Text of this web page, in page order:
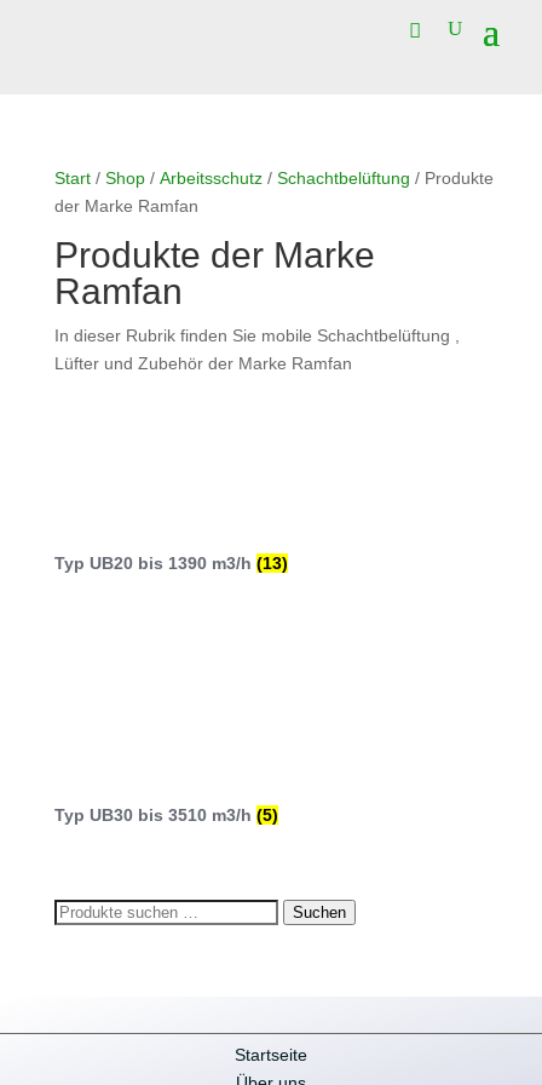
Start/ Shop/ Arbeitsschutz/ Schachtbelüftung / Produkte
der Marke Ramfan
Produkte der Marke
Ramfan
In dieser Rubrik finden Sie mobile Schachtbelüftung ,
Lüfter und Zubehör der Marke Ramfan
Typ UB20 bis 1390 m3/h (13)
Typ UB30 bis 3510 m3/h (5)
Suchen
Suchen
Startseite